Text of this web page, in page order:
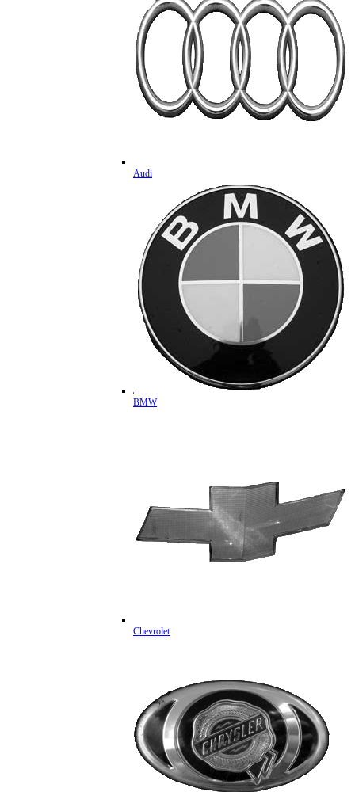
Audi
BMW
Chevrolet